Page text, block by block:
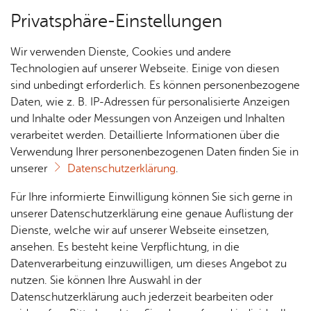
Über­sicht Bür­ger & Stadt
Rat­
haus &
Bür­
ger­
ser­vice
Rat­
häu­ser
Nach­
rich­
ten,
Vi­de­os
& Bil­
der
Me­di­
Jobs
Stel­
len­an­
ge­bo­te
Aus­bil­
dung &
Stu­di­
Bauen
& Um­
welt
Geo­
da­ten
Ge­
sund­
heit &
kum
Ver­an­stal­tungs­tipps
Oops, an error oc­cur­red! Re­quest: 41205ec2a23­be
Stadt Fried­richs­ha­fen
Ade­nau­er­platz 1
88045 Fried­richs­ha­fen
Tel. +49 7541 203-0
oder Ser­vice­num­mer 115
Kon­takt­for­mu­lar
Privatsphäre-Einstellungen
Wir verwenden Dienste, Cookies und andere
Technologien auf unserer Webseite. Einige von diesen
sind unbedingt erforderlich. Es können personenbezogene
Daten, wie z. B. IP-Adressen für personalisierte Anzeigen
und Inhalte oder Messungen von Anzeigen und Inhalten
verarbeitet werden. Detaillierte Informationen über die
Verwendung Ihrer personenbezogenen Daten finden Sie in
unserer
Datenschutzerklärung.
Für Ihre informierte Einwilligung können Sie sich gerne in
unserer Datenschutzerklärung eine genaue Auflistung der
Dienste, welche wir auf unserer Webseite einsetzen,
ansehen. Es besteht keine Verpflichtung, in die
Datenverarbeitung einzuwilligen, um dieses Angebot zu
nutzen. Sie können Ihre Auswahl in der
Datenschutzerklärung auch jederzeit bearbeiten oder